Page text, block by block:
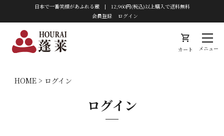
日本で一番笑顔があふれる蔵 | 12,960円(税込)以上購入で送料無料
会員登録
ログイン
shopping_cart
カート メニュー
HOME ログイン
ログイン